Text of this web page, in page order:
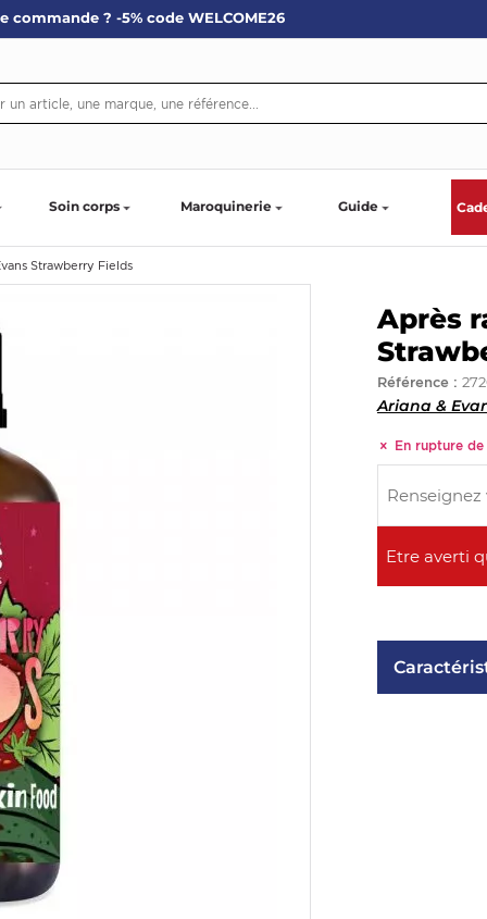
commande ? -5% code WELCOME26
Soin corps Maroquinerie Guide
Strawberry Fields
Après
Référence :
Ariana &
En rupture